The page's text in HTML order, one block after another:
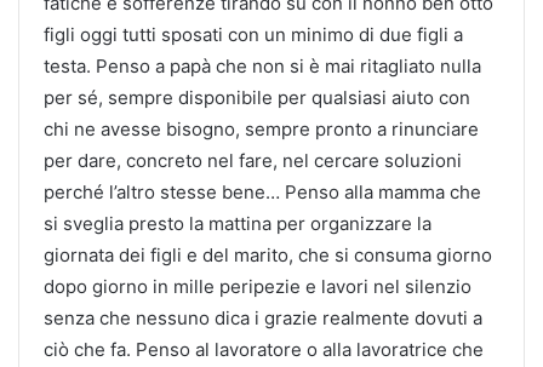
figli oggi tutti sposati con un minimo di due figli a
testa. Penso a papà che non si è mai ritagliato nulla
per sé, sempre disponibile per qualsiasi aiuto con
chi ne avesse bisogno, sempre pronto a rinunciare
per dare, concreto nel fare, nel cercare soluzioni
perché l’altro stesse bene… Penso alla mamma che
si sveglia presto la mattina per organizzare la
giornata dei figli e del marito, che si consuma giorno
dopo giorno in mille peripezie e lavori nel silenzio
senza che nessuno dica i grazie realmente dovuti a
ciò che fa. Penso al lavoratore o alla lavoratrice che